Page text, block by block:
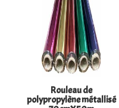
Rouleau de
polypropylène métallisé